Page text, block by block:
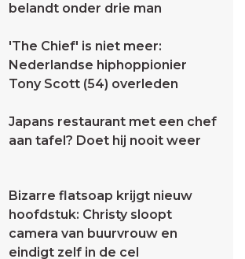
belandt onder drie man
'The Chief' is niet meer:
Nederlandse hiphoppionier
Tony Scott (54) overleden
Japans restaurant met een chef
aan tafel? Doet hij nooit weer
Bizarre flatsoap krijgt nieuw
hoofdstuk: Christy sloopt
camera van buurvrouw en
eindigt zelf in de cel